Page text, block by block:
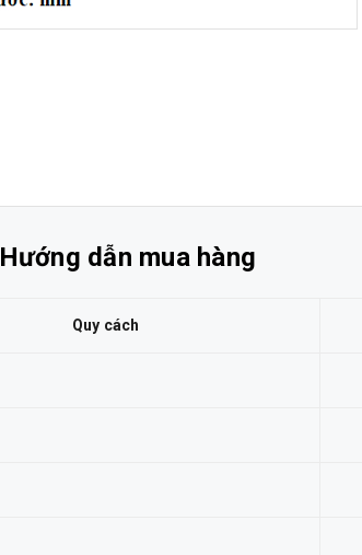
Hướng dẫn mua hàng
Quy cách